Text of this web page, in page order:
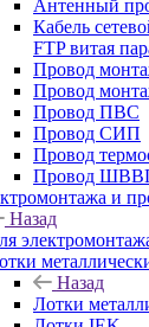
Антенный
Кабель
FTP витая
Провод
Провод
Провод ПВС
Провод СИП
Провод
Провод
и
Назад
Назад
Лотки